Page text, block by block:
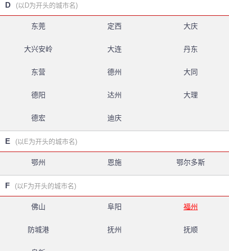
D (以D为开头的城市名)
东莞 定西 大庆
大兴安岭 大连 丹东
东营 德州 大同
德阳 达州 大理
德宏 迪庆
E (以E为开头的城市名)
鄂州 恩施 鄂尔多斯
F (以F为开头的城市名)
佛山 阜阳 福州
防城港 抚州 抚顺